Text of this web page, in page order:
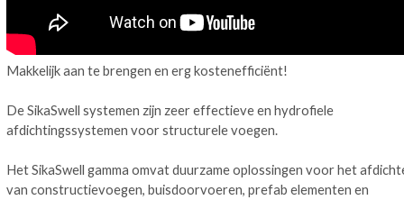
Makkelijk aan te brengen en erg kostenefficiënt!
De SikaSwell systemen zijn zeer effectieve en hydrofiele
afdichtingssystemen voor structurele voegen.
Het SikaSwell gamma omvat duurzame oplossingen voor het
van constructievoegen, buisdoorvoeren, prefab elementen en